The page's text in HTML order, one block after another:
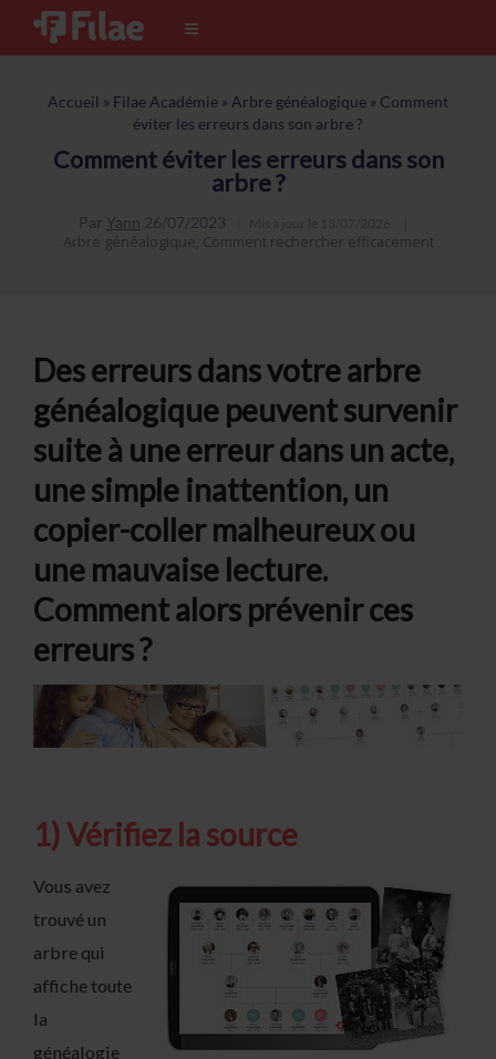
Accueil » Filae Académie » Arbre généalogique » Comment
éviter les erreurs dans son arbre ?
Comment éviter les erreurs dans son
arbre ?
Par Yann 26/07/2023
Arbre généalogique, Comment rechercher efficacement
Des erreurs dans votre arbre
généalogique peuvent survenir
suite à une erreur dans un acte,
une simple inattention, un
copier-coller malheureux ou
une mauvaise lecture.
Comment alors prévenir ces
erreurs ?
1) Vérifiez la source
Vous avez
trouvé un
arbre qui
affiche toute
la
généalogie